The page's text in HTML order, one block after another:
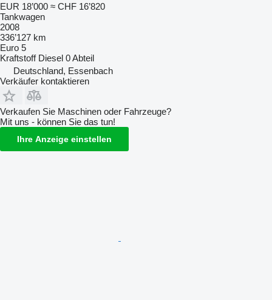
EUR 18’000 ≈ CHF 16’820
Tankwagen
2008
336’127 km
Euro 5
Kraftstoff Diesel 0 Abteil
Deutschland, Essenbach
Verkäufer kontaktieren
Verkaufen Sie Maschinen oder Fahrzeuge?
Mit uns - können Sie das tun!
Ihre Anzeige einstellen